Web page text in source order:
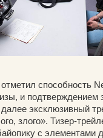
способность
и подтверждением
эксклюзивный
злого». Тизер-
с элементами